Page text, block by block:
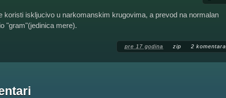
koristi iskljucivo u narkomanskim krugovima, a prevod na normalan
"gram"(jedinica mere).
pre 17 godina zip 2 komentara